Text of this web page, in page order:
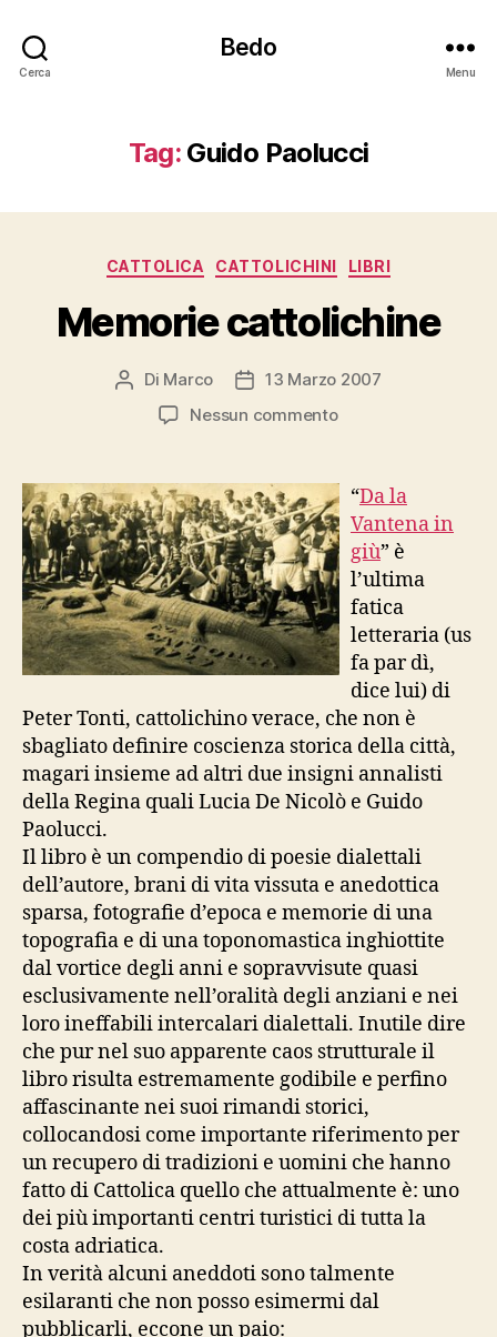
Cerca
Bedo
Menu
Tag: Guido Paolucci
Categorie
CATTOLICA CATTOLICHINI LIBRI
Memorie cattolichine
Autore
articolo
Di Marco
Data13 Marzo 2007
Nessun commentosu
“Da la
Vantena in
giù” è
l’ultima
fatica
letteraria (us
fa par dì,
dice lui) di
Peter Tonti, cattolichino verace, che non è
sbagliato definire coscienza storica della città,
magari insieme ad altri due insigni annalisti
della Regina quali Lucia De Nicolò e Guido
Paolucci.
Il libro è un compendio di poesie dialettali
dell’autore, brani di vita vissuta e anedottica
sparsa, fotografie d’epoca e memorie di una
topografia e di una toponomastica inghiottite
dal vortice degli anni e sopravvisute quasi
esclusivamente nell’oralità degli anziani e nei
loro ineffabili intercalari dialettali. Inutile dire
che pur nel suo apparente caos strutturale il
libro risulta estremamente godibile e perfino
affascinante nei suoi rimandi storici,
collocandosi come importante riferimento per
un recupero di tradizioni e uomini che hanno
fatto di Cattolica quello che attualmente è: uno
dei più importanti centri turistici di tutta la
costa adriatica.
In verità alcuni aneddoti sono talmente
esilaranti che non posso esimermi dal
pubblicarli, eccone un paio: